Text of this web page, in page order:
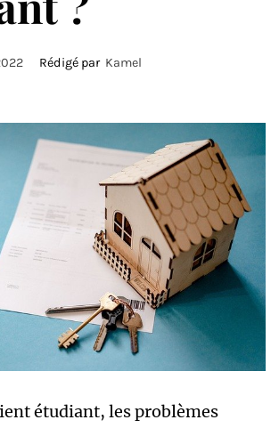
Rédigé par Kamel
étudiant, les problèmes